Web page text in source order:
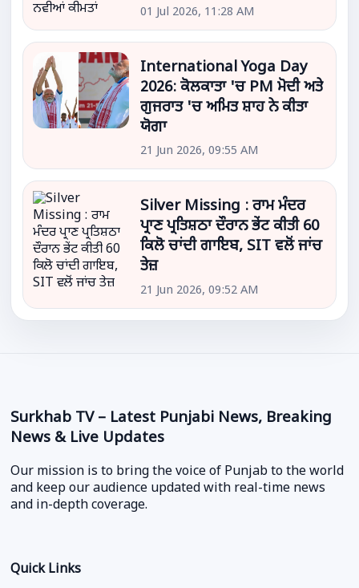
01 Jul 2026, 11:28 AM
International Yoga Day
2026: ਕੋਲਕਾਤਾ 'ਚ PM ਮੋਦੀ ਅਤੇ
ਗੁਜਰਾਤ 'ਚ ਅਮਿਤ ਸ਼ਾਹ ਨੇ ਕੀਤਾ
ਯੋਗਾ
21 Jun 2026, 09:55 AM
Silver Missing : ਰਾਮ ਮੰਦਰ
ਪ੍ਰਾਣ ਪ੍ਰਤਿਸ਼ਠਾ ਦੌਰਾਨ ਭੇਂਟ ਕੀਤੀ 60
ਕਿਲੋ ਚਾਂਦੀ ਗਾਇਬ, SIT ਵਲੋਂ ਜਾਂਚ
ਤੇਜ਼
21 Jun 2026, 09:52 AM
Surkhab TV – Latest Punjabi News, Breaking
News & Live Updates
Our mission is to bring the voice of Punjab to the world
and keep our audience updated with real-time news
and in-depth coverage.
Quick Links